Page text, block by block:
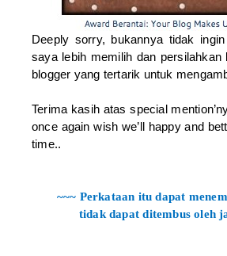
Deeply sorry, bukannya tidak
saya lebih memilih dan persilahkan
blogger yang tertarik untuk
Terima kasih atas special
once again wish we’ll happy and
time..
~~~ Perkataan itu dapat
tidak dapat ditembus oleh